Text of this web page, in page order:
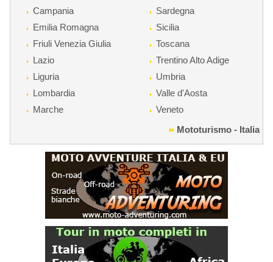
Campania
Emilia Romagna
Friuli Venezia Giulia
Lazio
Liguria
Lombardia
Marche
Sardegna
Sicilia
Toscana
Trentino Alto Adige
Umbria
Valle d'Aosta
Veneto
Mototurismo - Italia